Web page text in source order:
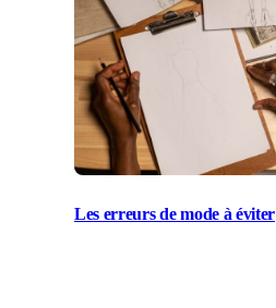
Les erreurs de mode à éviter